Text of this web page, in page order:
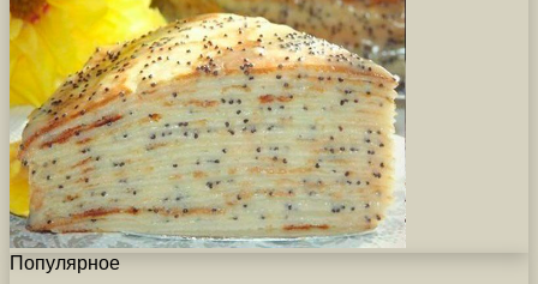
Популярное